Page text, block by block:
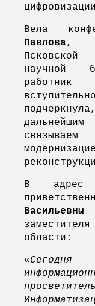
Вела
Павлова,
Псковской
научной
В адрес
области:
«